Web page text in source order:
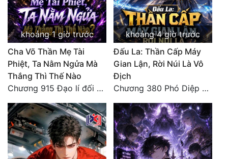
khoảng 1 giờ trước
Cha Võ Thần Mẹ Tài
Phiệt, Ta Nằm Ngửa Mà
Thắng Thì Thế Nào
Chương 915 Đạo lí đối nhân xử thế! Ta biết làm cơm là chuyện rất kỳ quái sao?
khoảng 4 giờ trước
Đấu La: Thần Cấp Máy
Gian Lận, Rời Núi Là Vô
Địch
Chương 380 Phó Diệp dẫn toàn tộc Hồn Thú di chuyển đến Sâm La Tinh, chúng thần Thần Giới kinh ngạc!